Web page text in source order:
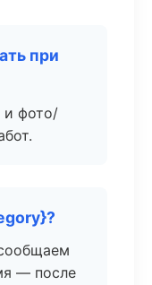
при
и фото/
— после